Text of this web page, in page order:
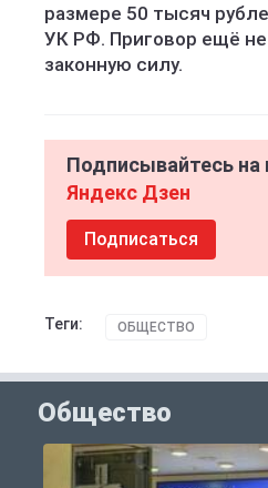
размере 50 тысяч
УК РФ. Приговор ещё не
законную силу.
Подписывайтесь на
Яндекс Дзен
Подписаться
Теги: ОБЩЕСТВО
Общество